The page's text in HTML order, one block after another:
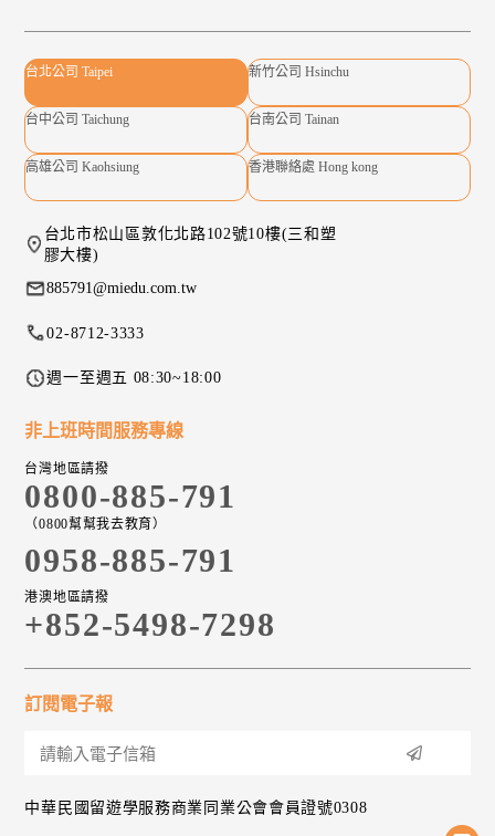
台北公司 Taipei 新竹公司 Hsinchu
台中公司 Taichung 台南公司 Tainan
高雄公司 Kaohsiung 香港聯絡處 Hong kong
台北市松山區敦化北路102號10樓(三和塑
膠大樓)
885791@miedu.com.tw
02-8712-3333
週一至週五 08:30~18:00
非上班時間服務專線
台灣地區請撥
0800-885-791
（0800幫幫我去教育）
0958-885-791
港澳地區請撥
+852-5498-7298
訂閱電子報
中華民國留遊學服務商業同業公會會員證號0308